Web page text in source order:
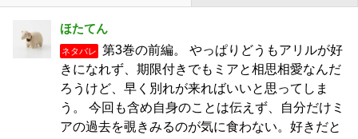
ほたてん
ネタバレ
第3巻の前編。 やっぱりどうもアリルが好
きになれず、期限付きでもミアと相思相愛なんだ
ろうけど、早く別れが来ればいいと思ってしま
う。 今回も含め自身のことは伝えず、自分だけミ
アの過去を覗きみるのが気に食わない。好きだと